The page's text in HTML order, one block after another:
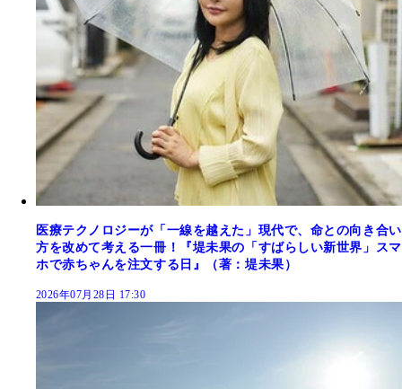
医療テクノロジーが「一線を越えた」現代で、命との向き合い
方を改めて考える一冊！『堤未果の「すばらしい新世界」スマ
ホで赤ちゃんを注文する日』（著：堤未果）
2026年07月28日 17:30